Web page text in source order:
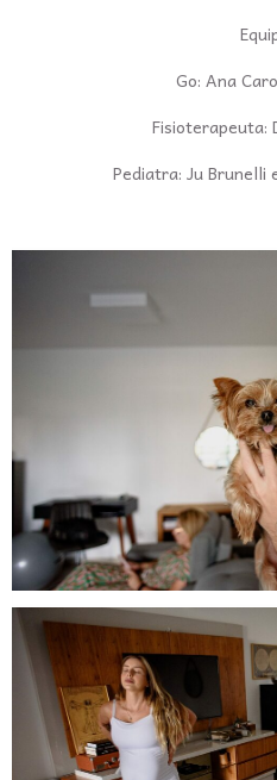
Go: Ana
Fisioterapeuta:
Pediatra: Ju Brunelli